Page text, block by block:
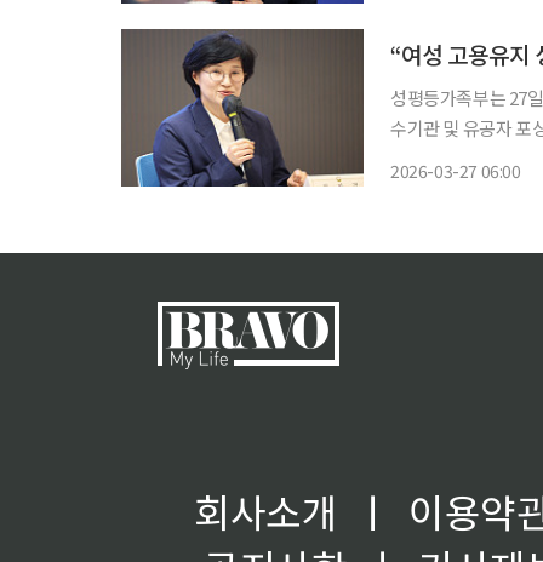
“여성 고용유지
성평등가족부는 27
수기관 및 유공자 포상식’을 개최한다. 새일센터
2026-03-27 06:00
회사소개 ㅣ
이용약